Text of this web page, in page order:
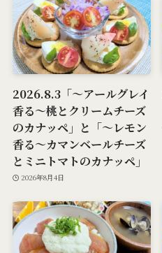
2026.8.3「～アールグレイ
香る～桃とクリームチーズ
のカナッペ」と「～レモン
香る～カマンベールチーズ
とミニトマトのカナッペ」
2026年8月4日